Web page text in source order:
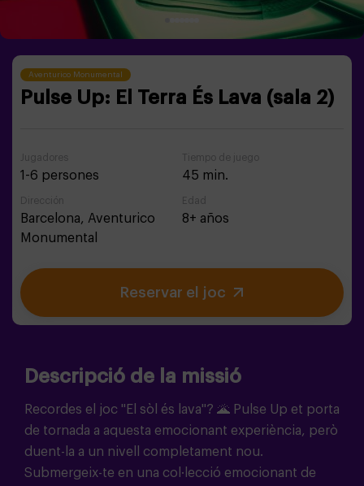
Aventurico Monumental
Pulse Up: El Terra És Lava (sala 2)
Jugadores
1-6 persones
Tiempo de juego
45 min.
Dirección
Barcelona, Aventurico
Monumental
Edad
8+ años
Reservar el joc
Descripció de la missió
Recordes el joc "El sòl és lava"? 🌋 Pulse Up et porta
de tornada a aquesta emocionant experiència, però
duent-la a un nivell completament nou.
Submergeix-te en una col·lecció emocionant de